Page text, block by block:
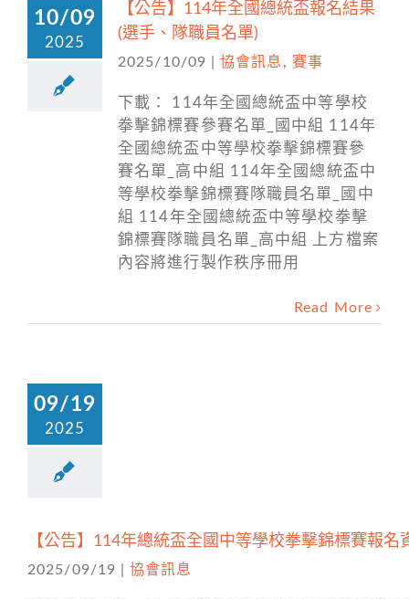
10/09
2025
【公告】114年全國總統盃報名結果
(選手、隊職員名單)
2025/10/09 協會訊息 , 賽事
下載： 114年全國總統盃中等學校
拳擊錦標賽參賽名單_國中組 114年
全國總統盃中等學校拳擊錦標賽參
賽名單_高中組 114年全國總統盃中
等學校拳擊錦標賽隊職員名單_國中
組 114年全國總統盃中等學校拳擊
錦標賽隊職員名單_高中組 上方檔案
內容將進行製作秩序冊用
Read More
09/19
2025
【公告】114年總統盃全國中等學校拳擊錦標賽報名
2025/09/19 協會訊息